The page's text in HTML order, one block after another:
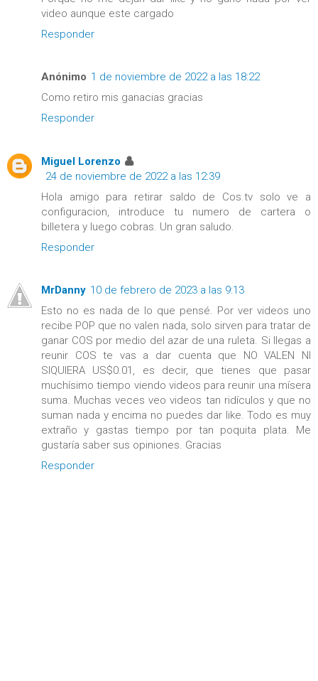
video aunque este cargado
Responder
Anónimo 1 de noviembre de 2022 a las 18:22
Como retiro mis ganacias gracias
Responder
Miguel Lorenzo
24 de noviembre de 2022 a las 12:39
Hola amigo para retirar saldo de Cos.tv solo ve a
configuracion, introduce tu numero de cartera o
billetera y luego cobras. Un gran saludo.
Responder
MrDanny 10 de febrero de 2023 a las 9:13
Esto no es nada de lo que pensé. Por ver videos uno
recibe POP que no valen nada, solo sirven para tratar de
ganar COS por medio del azar de una ruleta. Si llegas a
reunir COS te vas a dar cuenta que NO VALEN NI
SIQUIERA US$0.01, es decir, que tienes que pasar
muchísimo tiempo viendo videos para reunir una mísera
suma. Muchas veces veo videos tan ridículos y que no
suman nada y encima no puedes dar like. Todo es muy
extraño y gastas tiempo por tan poquita plata. Me
gustaría saber sus opiniones. Gracias
Responder